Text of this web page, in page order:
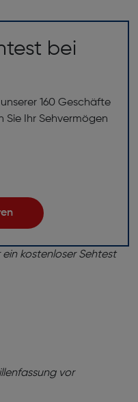
bei
160 Geschäfte
Sie Ihr Sehvermögen